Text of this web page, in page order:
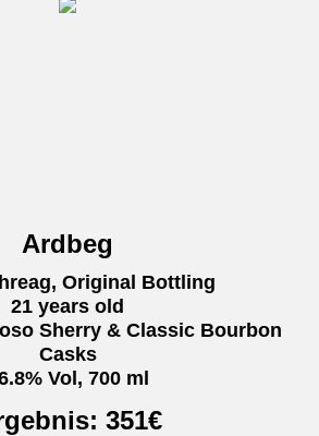
Ardbeg
Original Bottling
21 years old
Sherry & Classic Bourbon
Casks
Vol, 700 ml
351€